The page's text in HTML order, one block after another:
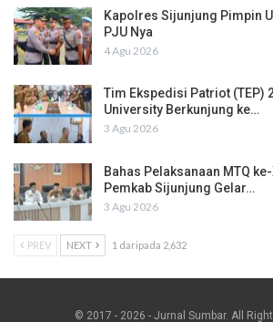
Kapolres Sijunjung Pimpin
PJU Nya
4 Agu 2026
Tim Ekspedisi Patriot (TEP)
University Berkunjung ke…
3 Agu 2026
Bahas Pelaksanaan MTQ
Pemkab Sijunjung Gelar…
3 Agu 2026
PREV NEXT 1 daripada 2,632
© 2017 - 2026 - Jurnal Sumbar. All